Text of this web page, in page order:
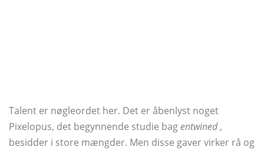
Talent er nøgleordet her. Det er åbenlyst noget
Pixelopus, det begynnende studie bagentwined,
besidder i store mængder. Men disse gaver virker rå og